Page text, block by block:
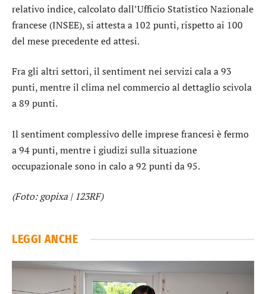
relativo indice, calcolato dall’Ufficio Statistico Nazionale
francese (INSEE), si attesta a 102 punti, rispetto ai 100
del mese precedente ed attesi.
Fra gli altri settori, il sentiment nei servizi cala a 93
punti, mentre il clima nel commercio al dettaglio scivola
a 89 punti.
Il sentiment complessivo delle imprese francesi è fermo
a 94 punti, mentre i giudizi sulla situazione
occupazionale sono in calo a 92 punti da 95.
(Foto: gopixa | 123RF)
LEGGI ANCHE